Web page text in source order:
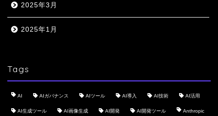
2025年3月
2025年1月
Tags
AI AIガバナンス AIツール AI導入 AI技術 AI活用
AI生成ツール AI画像生成 AI開発 AI開発ツール Anthropic